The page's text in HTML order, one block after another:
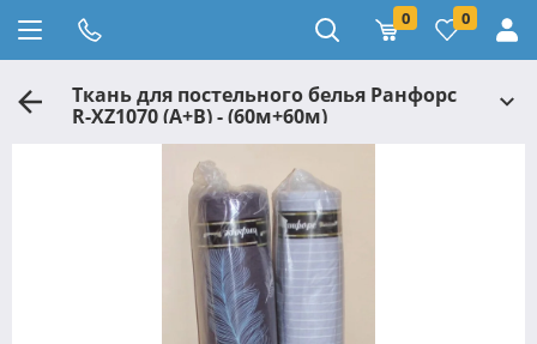
0 0
Ткань для постельного белья Ранфорс
R-XZ1070 (A+B) - (60м+60м)